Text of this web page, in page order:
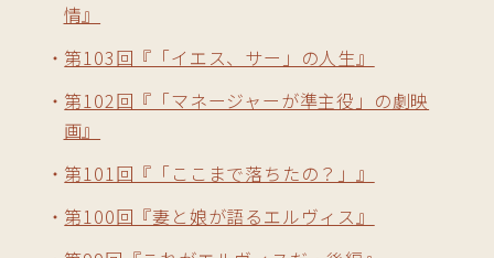
情』
第103回『「イエス、サー」の人生』
第102回『「マネージャーが準主役」の劇映
画』
第101回『「ここまで落ちたの？」』
第100回『妻と娘が語るエルヴィス』